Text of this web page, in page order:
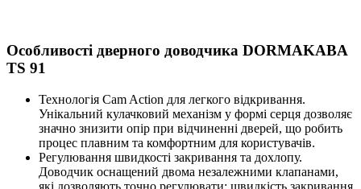
Особливості дверного доводчика DORMAKABA
TS 91
Технологія Cam Action для легкого відкривання.
Унікальний кулачковий механізм у формі серця дозволяє
значно знизити опір при відчиненні дверей, що робить
процес плавним та комфортним для користувачів.
Регулювання швидкості закривання та дохлопу.
Доводчик оснащений двома незалежними клапанами,
які дозволяють точно регулювати: швидкість закривання